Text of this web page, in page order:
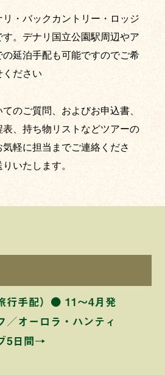
リ・バックカントリー・ロッジ
す。デナリ国立公園駅周辺やア
の延泊手配も可能ですのでご希
ください
のご質問、およびお申込書、
表、持ち物リストなどツアーの
軽に担当までご連絡くださ
いたします。
行手配）● 11〜4月発
／オーロラ・ハンティ
5日間→